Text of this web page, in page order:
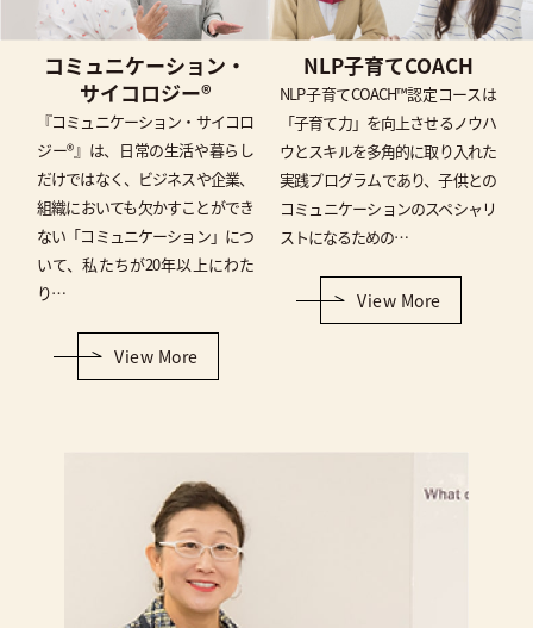
コミュニケーション・
サイコロジー®
『コミュニケーション・サイコロ
ジー®』は、日常の生活や暮らし
だけではなく、ビジネスや企業、
組織においても欠かすことができ
ない「コミュニケーション」につ
いて、私たちが20年以上にわた
り…
View More
NLP子育てCOACH
NLP子育てCOACH™認定コースは
「子育て力」を向上させるノウハ
ウとスキルを多角的に取り入れた
実践プログラムであり、子供との
コミュニケーションのスペシャリ
ストになるための…
View More